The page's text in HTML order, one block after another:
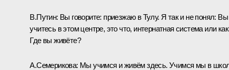
В.Путин: Вы говорите: приезжаю в Тулу. Я так и не понял: Вы
учитесь в этом центре, это что, интернатная система или
Где вы живёте?
А.Семерикова: Мы учимся и живём здесь. Учимся мы в